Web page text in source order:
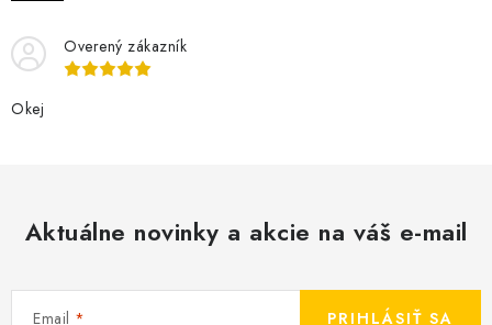
Overený zákazník
Okej
Aktuálne novinky a akcie na váš e-mail
Email PRIHLÁSIŤ SA